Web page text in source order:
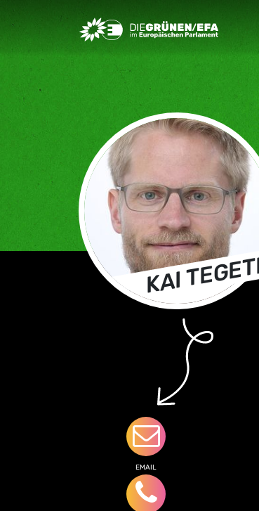
Greens/EFA Home
KAI
EMAIL